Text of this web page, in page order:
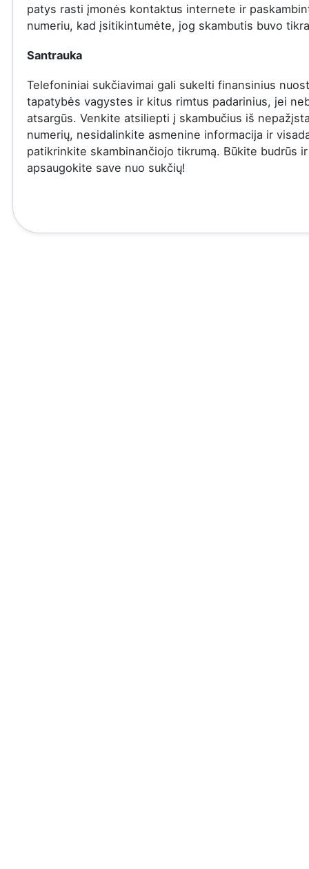
patys rasti įmonės kontaktus internete ir
numeriu, kad įsitikintumėte, jog skambutis buvo
Santrauka
Telefoniniai sukčiavimai gali sukelti finansinius
tapatybės vagystes ir kitus rimtus padarinius, jei
atsargūs. Venkite atsiliepti į skambučius iš
numerių, nesidalinkite asmenine informacija ir
patikrinkite skambinančiojo tikrumą. Būkite budrūs ir
apsaugokite save nuo sukčių!